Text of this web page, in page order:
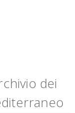
dei